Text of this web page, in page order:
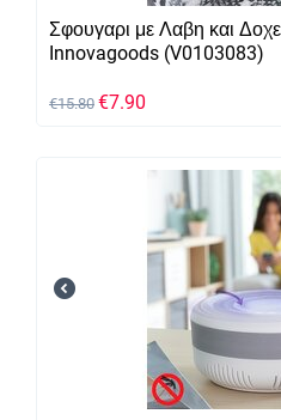
’Άνεση / Χαλάρωση
Γυναικεία εσώρουχα
Σφουγαρι με Λαβη και
Innovagoods (V0103083)
€15.80 €7.90